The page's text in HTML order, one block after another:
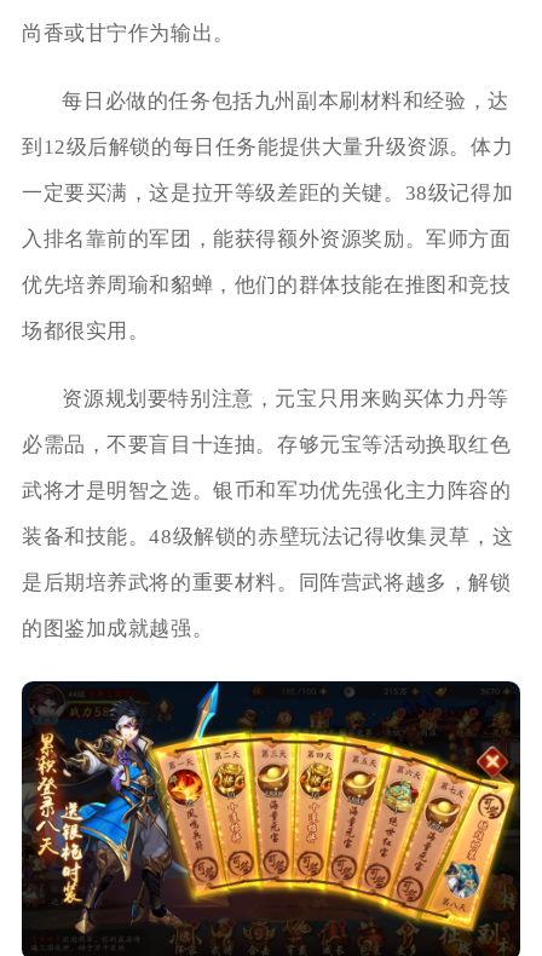
尚香或甘宁作为输出。
每日必做的任务包括九州副本刷材料和经验，达
到12级后解锁的每日任务能提供大量升级资源。体力
一定要买满，这是拉开等级差距的关键。38级记得加
入排名靠前的军团，能获得额外资源奖励。军师方面
优先培养周瑜和貂蝉，他们的群体技能在推图和竞技
场都很实用。
资源规划要特别注意，元宝只用来购买体力丹等
必需品，不要盲目十连抽。存够元宝等活动换取红色
武将才是明智之选。银币和军功优先强化主力阵容的
装备和技能。48级解锁的赤壁玩法记得收集灵草，这
是后期培养武将的重要材料。同阵营武将越多，解锁
的图鉴加成就越强。